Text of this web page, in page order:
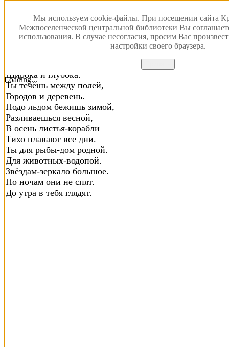
Мы используем cookie-файлы. При посещении сайта
Межпоселенческой центральной библиотеки Вы
использования. В случае несогласия, просим Вас
настройки своего браузера.
Loading...
Река
Широка и глубока.
Ты течёшь между полей,
Городов и деревень.
Подо льдом бежишь зимой,
Разливаешься весной,
В осень листья-корабли
Тихо плавают все дни.
Ты для рыбы-дом родной.
Для животных-водопой.
Звёздам-зеркало большое.
По ночам они не спят.
До утра в тебя глядят.